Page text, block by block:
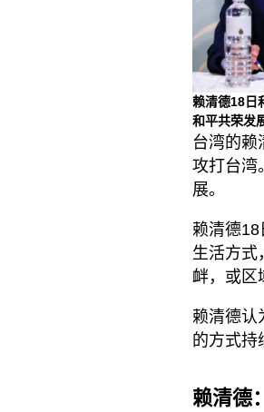
赖清德18日
和平共荣发
台湾的赖
攻打台湾
展。
赖清德
生活方式
衅，或区
赖清德认
的方式持
赖清德